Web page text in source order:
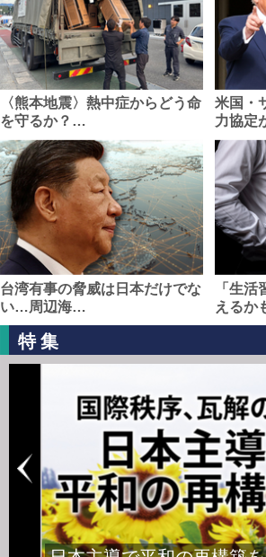
〈熊本地震〉熱中症からどう命
を守るか？…
米国・
力協定
台湾有事の脅威は日本だけでな
い…周辺海…
「生
えるか
特集